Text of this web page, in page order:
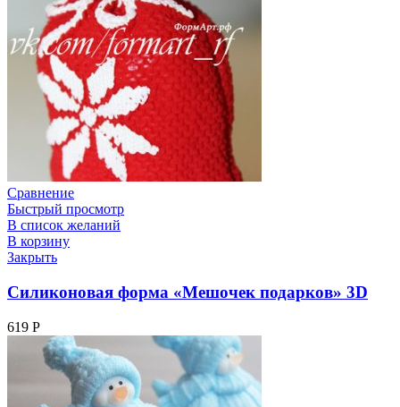
Сравнение
Быстрый просмотр
В список желаний
В корзину
Закрыть
Силиконовая форма «Мешочек подарков» 3D
619 Р